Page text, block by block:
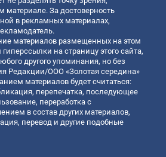
материале. За достоверность
в рекламных материалах,
материалов размещенных на этом
на страницу этого сайта,
другого упоминания, но без
Редакции/ООО «Золотая середина»
материалов будет считаться:
перепечатка, последующее
переработка с
в состав других материалов,
перевод и другие подобные